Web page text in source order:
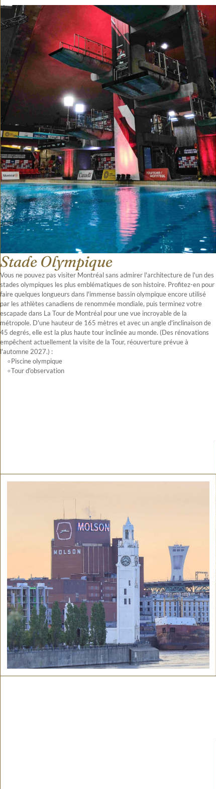
Stade Olympique
Vous ne pouvez pas visiter Montréal sans admirer l'architecture de l'un des
stades olympiques les plus emblématiques de son histoire. Profitez-en pour
faire quelques longueurs dans l'immense bassin olympique encore utilisé
par les athlètes canadiens de renommée mondiale, puis terminez votre
escapade dans La Tour de Montréal pour une vue incroyable de la
métropole. D'une hauteur de 165 mètres et avec un angle d'inclinaison de
45 degrés, elle est la plus haute tour inclinée au monde. (Des rénovations
empêchent actuellement la visite de la Tour, réouverture prévue à
l'automne 2027.) :
৹ Piscine olympique
৹ Tour d'observation